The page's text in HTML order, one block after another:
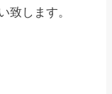
致します。